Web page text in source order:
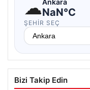
☁NaN°C
ŞEHIR SEÇ
Bizi Takip Edin